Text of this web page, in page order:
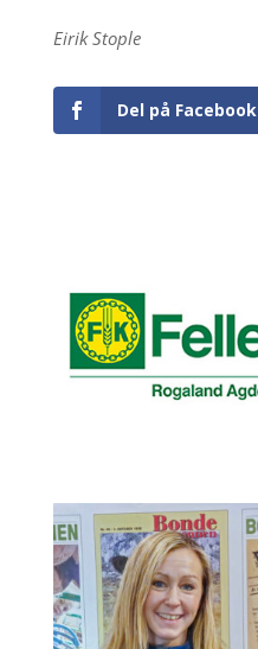
Eirik Stople
Del på Facebook